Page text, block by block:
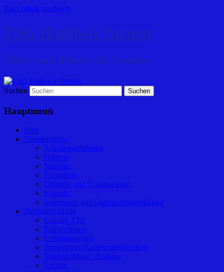
Zum Inhalt wechseln
TSG Haßloch Turnen
Aktiv und Passiv ein Genuss
Suchen
Hauptmenü
Start
Turnabteilung
Abteilungsführung
Historie
Satzung
Sportstätte
Übungs- und Trainingsplan
Kontakt
Impressum und Datenschutzerklärung
Turntalentschule
Leitung TTS
Trainer/innen
Leistungsriegen
Turnerinnen/Kaderzugehörigkeit
Talentsichtung/ -findung
Erfolge